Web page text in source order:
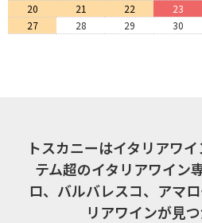
20
21 22 23
27
28 29 30
トスカニーはイタリアワ
テム超のイタリアワイン
ロ、バルバレスコ、アマ
リアワインが見つ